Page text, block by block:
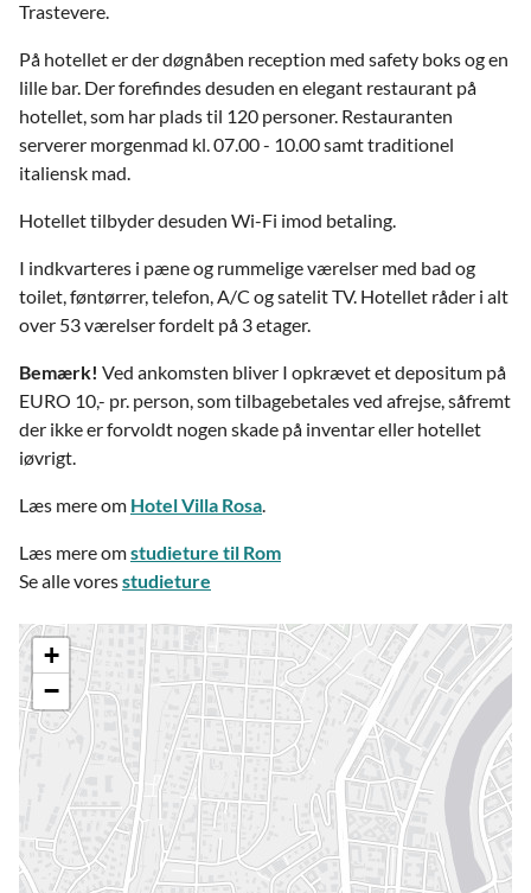
Trastevere.
På hotellet er der døgnåben reception med safety boks og en
lille bar. Der forefindes desuden en elegant restaurant på
hotellet, som har plads til 120 personer. Restauranten
serverer morgenmad kl. 07.00 - 10.00 samt traditionel
italiensk mad.
Hotellet tilbyder desuden Wi-Fi imod betaling.
I indkvarteres i pæne og rummelige værelser med bad og
toilet, føntørrer, telefon, A/C og satelit TV. Hotellet råder i alt
over 53 værelser fordelt på 3 etager.
Bemærk! Ved ankomsten bliver I opkrævet et depositum på
EURO 10,- pr. person, som tilbagebetales ved afrejse, såfremt
der ikke er forvoldt nogen skade på inventar eller hotellet
iøvrigt.
Læs mere om Hotel Villa Rosa.
Læs mere omstudieture til Rom
Se alle voresstudieture
+
−